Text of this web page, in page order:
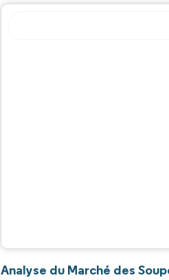
Analyse du Marché des